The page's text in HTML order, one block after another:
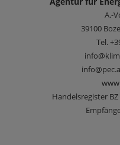
A.-
39100
Tel.
Handelsregister